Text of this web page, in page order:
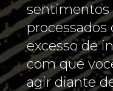
sentimentos
processados
excesso de
com que
agir diante